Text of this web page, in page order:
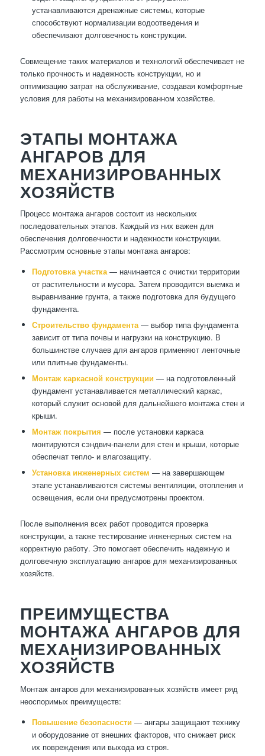
устанавливаются дренажные системы, которые
способствуют нормализации водоотведения и
обеспечивают долговечность конструкции.
Совмещение таких материалов и технологий обеспечивает не
только прочность и надежность конструкции, но и
оптимизацию затрат на обслуживание, создавая комфортные
условия для работы на механизированном хозяйстве.
ЭТАПЫ МОНТАЖА
АНГАРОВ ДЛЯ
МЕХАНИЗИРОВАННЫХ
ХОЗЯЙСТВ
Процесс монтажа ангаров состоит из нескольких
последовательных этапов. Каждый из них важен для
обеспечения долговечности и надежности конструкции.
Рассмотрим основные этапы монтажа ангаров:
Подготовка участка— начинается с очистки территории
от растительности и мусора. Затем проводится выемка и
выравнивание грунта, а также подготовка для будущего
фундамента.
Строительство фундамента— выбор типа фундамента
зависит от типа почвы и нагрузки на конструкцию. В
большинстве случаев для ангаров применяют ленточные
или плитные фундаменты.
Монтаж каркасной конструкции — на подготовленный
фундамент устанавливается металлический каркас,
который служит основой для дальнейшего монтажа стен и
крыши.
Монтаж покрытия — после установки каркаса
монтируются сэндвич-панели для стен и крыши, которые
обеспечат тепло- и влагозащиту.
Установка инженерных систем — на завершающем
этапе устанавливаются системы вентиляции, отопления и
освещения, если они предусмотрены проектом.
После выполнения всех работ проводится проверка
конструкции, а также тестирование инженерных систем на
корректную работу. Это помогает обеспечить надежную и
долговечную эксплуатацию ангаров для механизированных
хозяйств.
ПРЕИМУЩЕСТВА
МОНТАЖА АНГАРОВ ДЛЯ
МЕХАНИЗИРОВАННЫХ
ХОЗЯЙСТВ
Монтаж ангаров для механизированных хозяйств имеет ряд
неоспоримых преимуществ:
Повышение безопасности — ангары защищают технику
и оборудование от внешних факторов, что снижает риск
их повреждения или выхода из строя.